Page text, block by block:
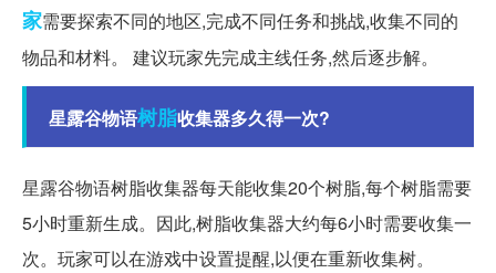
家需要探索不同的地区,完成不同任务和挑战,收集不同的
物品和材料。 建议玩家先完成主线任务,然后逐步解。
星露谷物语树脂收集器多久得一次?
星露谷物语树脂收集器每天能收集20个树脂,每个树脂需要
5小时重新生成。因此,树脂收集器大约每6小时需要收集一
次。玩家可以在游戏中设置提醒,以便在重新收集树。